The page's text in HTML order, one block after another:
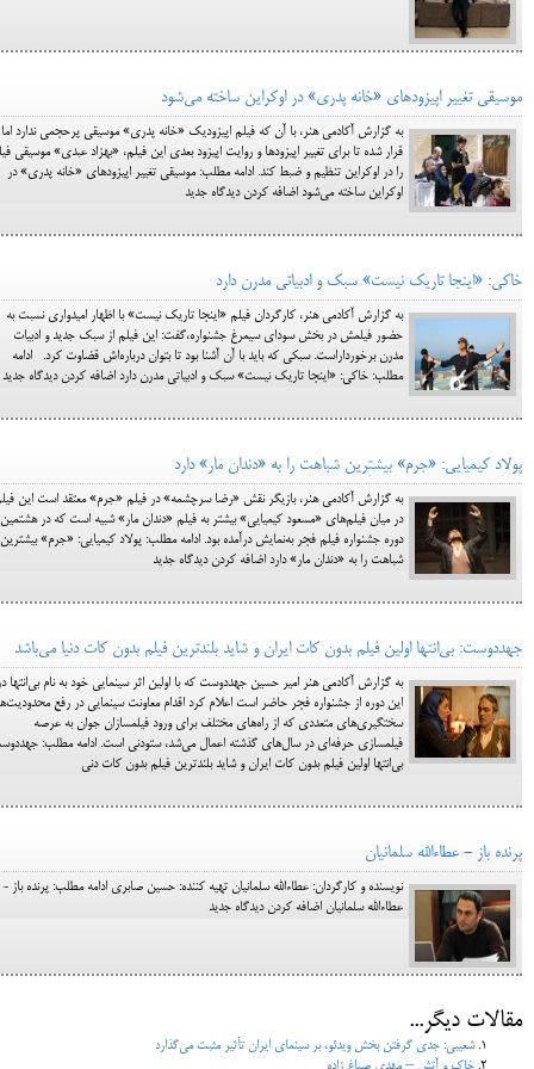
موسيقي تغيير اپيزودهاي «خانه پدري» در اوكراين ساخته مي‌شود
به گزارش آکادمی هنر، با آن كه فيلم اپيزوديك «خانه پدري» موسيقي پرحجمي ندارد اما
قرار شده تا براي تغيير اپيزودها و روايت اپيزود بعدي اين فيلم، «بهزاد عبدي» موسيقي
را در اوكراين تنظيم و ضبط كند. ادامه مطلب: موسيقي تغيير اپيزودهاي «خانه پدري» در
اوكراين ساخته مي‌شود اضافه کردن دیدگاه جدید
خاكي: «اينجا تاريک نيست» سبك و ادبياتي مدرن دارد
به گزارش آکادمی هنر، کارگردان فيلم «اينجا تاريک نيست» با اظهار اميدواري نسبت به
حضور فيلمش در بخش سوداي سيمرغ جشنواره،گفت: اين فيلم از سبک جديد و ادبيات
مدرن برخورداراست. سبكي كه بايد با آن آشنا بود تا بتوان درباره‌اش قضاوت کرد. ادامه
مطلب: خاكي: «اينجا تاريک نيست» سبك و ادبياتي مدرن دارد اضافه کردن دیدگاه جدید
پولاد کيميايي: «جرم» بيشترين شباهت را به «دندان مار» دارد
به گزارش آکادمی هنر، بازيگر نقش «رضا سرچشمه» در فيلم «جرم» معتقد است اين
در ميان فيلم‌هاي «مسعود كيميايي» بيشتر به فيلم «دندان مار»‌ شبيه است كه در هشتمين
دوره جشنواره فيلم فجر به‌نمايش درآمده بود. ادامه مطلب: پولاد کيميايي: «جرم» بيشترين
شباهت را به «دندان مار» دارد اضافه کردن دیدگاه جدید
جهددوست: بی‌انتها اولین فیلم بدون کات ایران و شاید بلندترین فیلم بدون کات دنیا می‌باشد
به گزارش آکادمی هنر امیر حسین جهددوست که با اولین اثر سینمایی خود به نام بی‌انتها
این دوره از جشنواره فجر حاضر است اعلام کرد اقدام معاونت سينمايي در رفع
سختگيري‌‌هاي متعددي که از راه‌هاي مختلف براي ورود فيلمسازان جوان به عرصه
فيلمسازي حرفه‌اي در سال‌هاي گذشته اعمال مي‌شد، ستودني است. ادامه مطلب:
بی‌انتها اولین فیلم بدون کات ایران و شاید بلندترین فیلم بدون کات دنی
پرنده باز - عطاءالله ‌سلمانيان
نویسنده و کارگردان: عطاءالله ‌سلمانيان تهیه کننده: حسین صابری ادامه مطلب: پرنده باز -
عطاءالله ‌سلمانيان اضافه کردن دیدگاه جدید
مقالات دیگر...
شعيبي: جدي گرفتن بخش ويدئو، بر سينماي ايران تأثير مثبت مي‌گذارد